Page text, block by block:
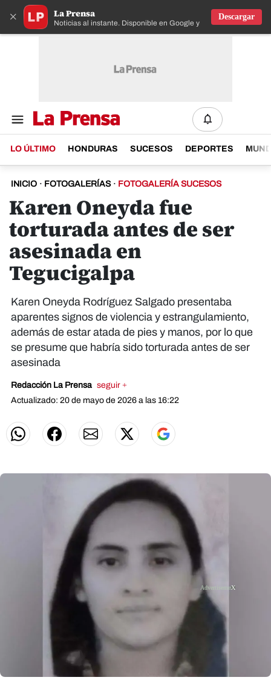
× La Prensa
Noticias al instante. Disponible en Google y IOS
Descargar
LO ÚLTIMO HONDURAS SUCESOS DEPORTES
INICIO · FOTOGALERÍAS · FOTOGALERÍA SUCESOS
Karen Oneyda fue
torturada antes de ser
asesinada en
Tegucigalpa
Karen Oneyda Rodríguez Salgado presentaba
aparentes signos de violencia y estrangulamiento,
además de estar atada de pies y manos, por lo que
se presume que habría sido torturada antes de ser
asesinada
Redacción La Prensa seguir +
Actualizado: 20 de mayo de 2026 a las 16:22
X